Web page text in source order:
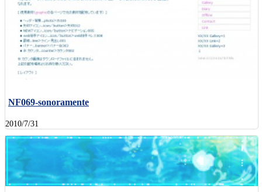
NF069-sonoramente
2010/7/31